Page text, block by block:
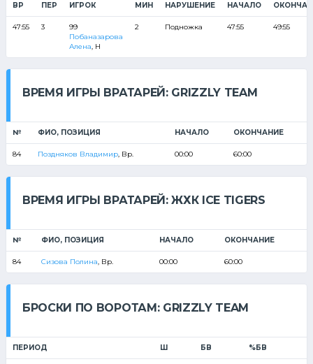
ВР ПЕР ИГРОК МИН НАРУШЕНИЕ НАЧАЛО
47:55 3
99
Побаназарова
Алена, Н
2 Подножка 47:55 49:55
ВРЕМЯ ИГРЫ ВРАТАРЕЙ: GRIZZLY TEAM
№ ФИО, ПОЗИЦИЯ НАЧАЛО ОКОНЧАНИЕ
84 Поздняков Владимир, Вр. 00:00 60:00
ВРЕМЯ ИГРЫ ВРАТАРЕЙ: ЖХК ICE TIGERS
№ ФИО, ПОЗИЦИЯ НАЧАЛО ОКОНЧАНИЕ
84 Сизова Полина, Вр. 00:00 60:00
БРОСКИ ПО ВОРОТАМ: GRIZZLY TEAM
ПЕРИОД Ш БВ %БВ